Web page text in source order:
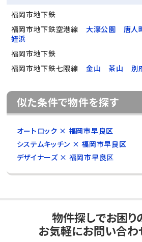
福岡市地下鉄
福岡市地下鉄空港線
大濠公園 唐人
姪浜
福岡市地下鉄
福岡市地下鉄七隈線
金山 茶山 別
似た条件で物件を探す
オートロック × 福岡市早良区
システムキッチン × 福岡市早良区
デザイナーズ × 福岡市早良区
物件探しでお困り
お気軽にお問い合わ